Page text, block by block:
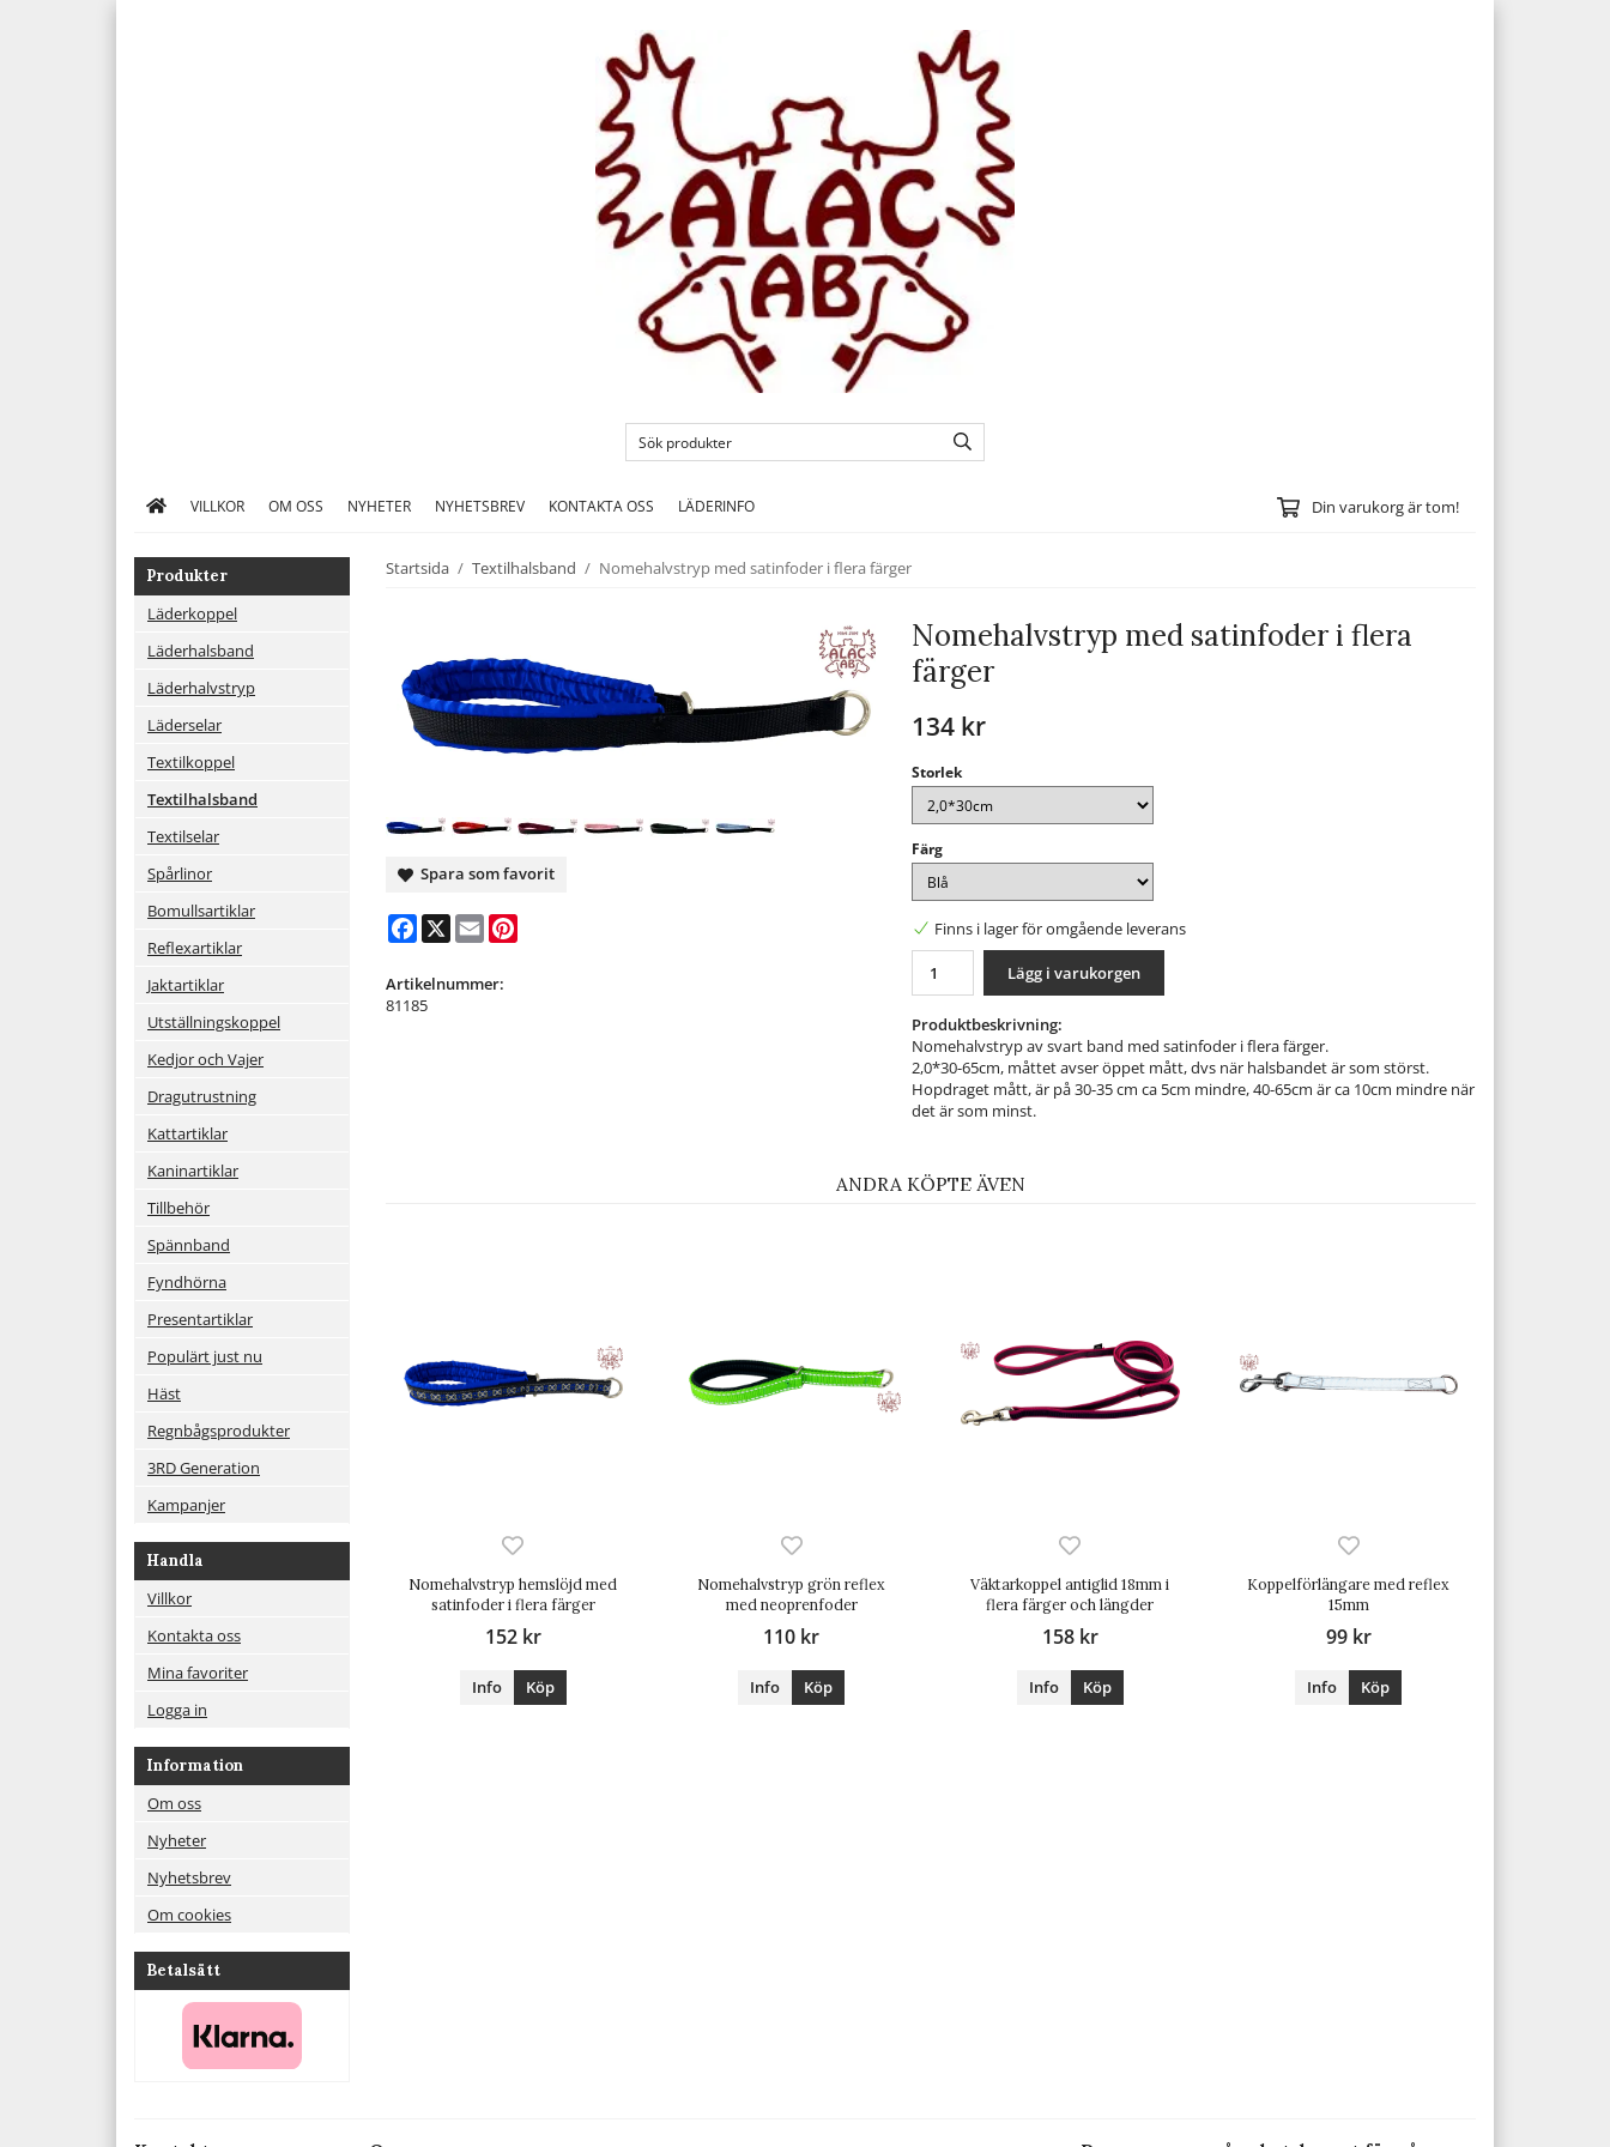
VILLKOR OM OSS NYHETER NYHETSBREV KONTAKTA OSS LÄDERINFO Din varukorg är tom!
Produkter
Läderkoppel
Läderhalsband
Läderhalvstryp
Läderselar
Textilkoppel
Textilhalsband
Textilselar
Spårlinor
Bomullsartiklar
Reflexartiklar
Jaktartiklar
Utställningskoppel
Kedjor och Vajer
Dragutrustning
Kattartiklar
Kaninartiklar
Tillbehör
Spännband
Fyndhörna
Presentartiklar
Populärt just nu
Häst
Regnbågsprodukter
3RD Generation
Kampanjer
Handla
Villkor
Kontakta oss
Mina favoriter
Logga in
Information
Om oss
Nyheter
Nyhetsbrev
Om cookies
Betalsätt
Startsida / Textilhalsband / Nomehalvstryp med satinfoder i flera färger
Nomehalvstryp med satinfoder i flera
färger
134 kr
Storlek
Färg
Finns i lager för omgående leverans
Lägg i varukorgen
Produktbeskrivning:
Nomehalvstryp av svart band med satinfoder i flera färger.
2,0*30-65cm, måttet avser öppet mått, dvs när halsbandet är som störst.
Hopdraget mått, är på 30-35 cm ca 5cm mindre, 40-65cm är ca 10cm mindre när
det är som minst.
Spara som favorit
Facebook
X Email
Artikelnummer:
81185
ANDRA KÖPTE ÄVEN
Nomehalvstryp hemslöjd med
satinfoder i flera färger
152 kr
Info Köp
Nomehalvstryp grön reflex
med neoprenfoder
110 kr
Info Köp
Väktarkoppel antiglid 18mm i
flera färger och längder
158 kr
Info Köp
Koppelförlängare med reflex
15mm
99 kr
Info Köp